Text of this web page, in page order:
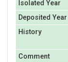
Isolated Year
Deposited Year
History
Comment